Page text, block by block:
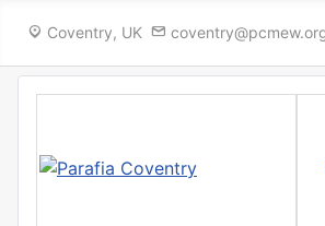
Coventry, UK